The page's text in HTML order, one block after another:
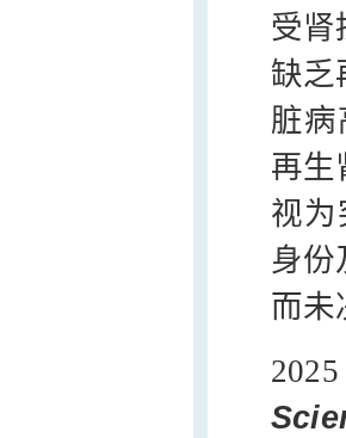
受肾
缺乏
脏
再生
视为
身份
而未